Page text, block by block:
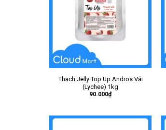
Thạch Jelly Top Up Andros Vải
(Lychee) 1kg
90.000₫